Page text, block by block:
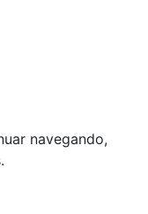
navegando,